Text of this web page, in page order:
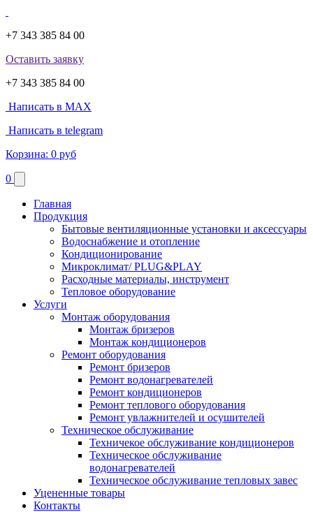
+7 343 385 84 00
Оставить заявку
+7 343 385 84 00
Написать в MAX
Написать в telegram
Корзина: 0 руб
0
Главная
Продукция
Бытовые вентиляционные установки и аксессуары
Водоснабжение и отопление
Кондиционирование
Микроклимат/ PLUG&PLAY
Расходные материалы, инструмент
Тепловое оборудование
Услуги
Монтаж оборудования
Монтаж бризеров
Монтаж кондиционеров
Ремонт оборудования
Ремонт бризеров
Ремонт водонагревателей
Ремонт кондиционеров
Ремонт теплового оборудования
Ремонт увлажнителей и осушителей
Техническое обслуживание
Техничекое обслуживание кондиционеров
Техническое обслуживание
водонагревателей
Техническое обслуживание тепловых завес
Уцененные товары
Контакты